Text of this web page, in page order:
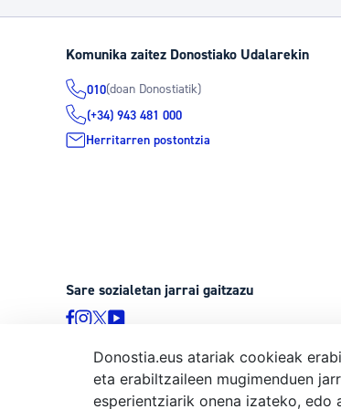
Komunika zaitez Donostiako Udalarekin
010(doan Donostiatik)
(+34) 943 481 000
Herritarren postontzia
Sare sozialetan jarrai gaitzazu
© Donostiako Udala, Ijentea 1, 20003 Donostia
Donostia.eus atariak cookieak
eta erabiltzaileen mugimenduen
esperientziarik onena izateko, edo